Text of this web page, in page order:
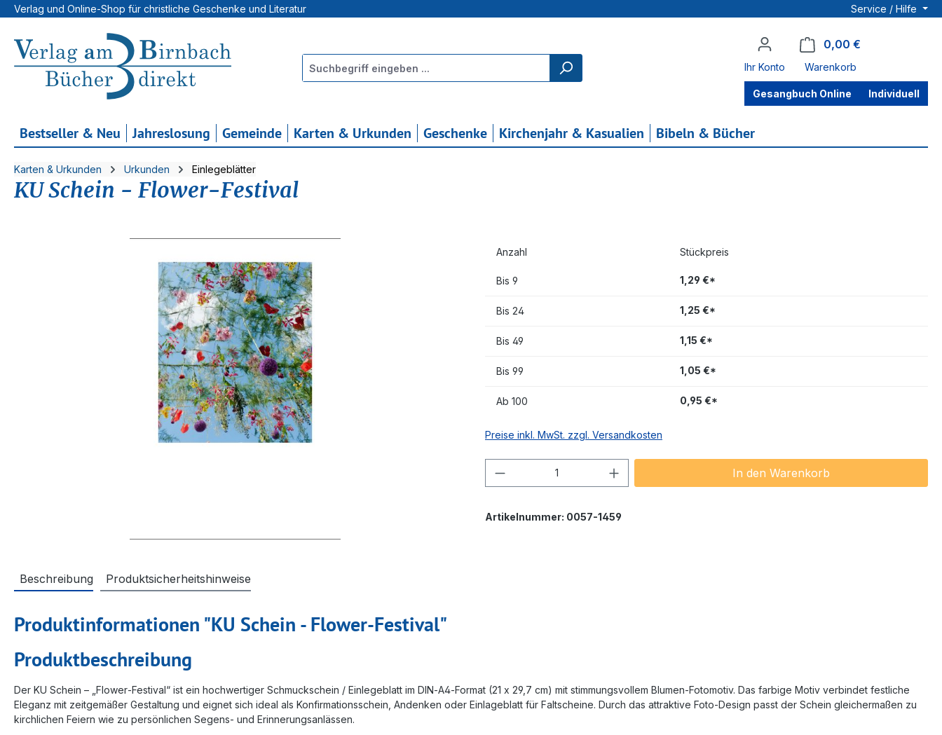
Hauptinhalt springen
Zur Suche springen
Zur Hauptnavigation springen
Verlag und Online-Shop für christliche Geschenke und Literatur Service / Hilfe
Ihr Konto
0,00 €
Warenkorb
Gesangbuch Online Individuell
Bestseller & Neu Jahreslosung Gemeinde Karten & Urkunden Geschenke Kirchenjahr & Kasualien Bibeln & Bücher
Karten & Urkunden Urkunden Einlegeblätter
KU Schein - Flower-Festival
Anzahl Stückpreis
Bis 9 1,29 €*
Bis 24 1,25 €*
Bis 49 1,15 €*
Bis 99 1,05 €*
Ab 100 0,95 €*
Preise inkl. MwSt. zzgl. Versandkosten
Produkt Anzahl: Gib den gewünschten Wert ein oder
In den Warenkorb
Artikelnummer: 0057-1459
Beschreibung Produktsicherheitshinweise
Produktinformationen "KU Schein - Flower-Festival"
Produktbeschreibung
Der KU Schein – „Flower‑Festival“ ist ein hochwertiger Schmuckschein / Einlegeblatt im DIN‑A4‑Format (21 x 29,7 cm) mit stimmungsvollem Blumen‑Fotomotiv. Das farbige Motiv verbindet festliche
Eleganz mit zeitgemäßer Gestaltung und eignet sich ideal als Konfirmationsschein, Andenken oder Einlageblatt für Faltscheine. Durch das attraktive Foto‑Design passt der Schein gleichermaßen zu
kirchlichen Feiern wie zu persönlichen Segens- und Erinnerungsanlässen.